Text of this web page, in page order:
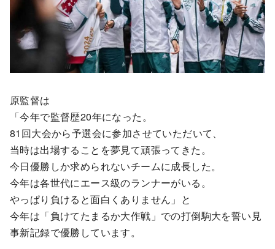
原監督は
「今年で監督歴20年になった。
81回大会から予選会に参加させていただいて、
当時は出場することを夢見て頑張ってきた。
今日優勝しか求められないチームに成長した。
今年は各世代にエース級のランナーがいる。
やっぱり負けると面白くありません」と
今年は「負けてたまるか大作戦」での打倒駒大を誓い見
事新記録で優勝しています。